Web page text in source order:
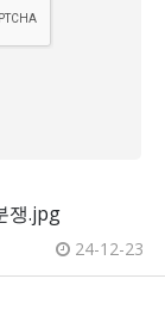
쟁.jpg
24-12-23